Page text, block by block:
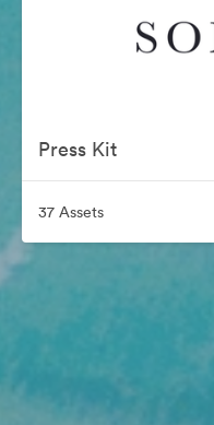
Press Kit
37 Assets